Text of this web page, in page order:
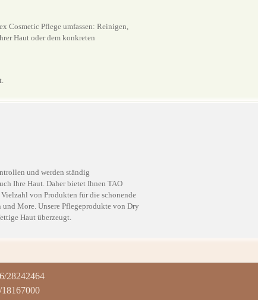
Cosmetic Pflege umfassen: Reinigen,
Haut oder dem konkreten
und werden ständig
Ihre Haut. Daher bietet Ihnen TAO
von Produkten für die schonende
More. Unsere Pflegeprodukte von Dry
Haut überzeugt.
28242464